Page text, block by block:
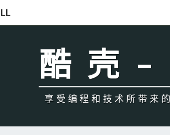
酷 壳
享受编程和技术所带